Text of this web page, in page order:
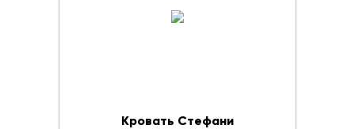
Кровать Стефани